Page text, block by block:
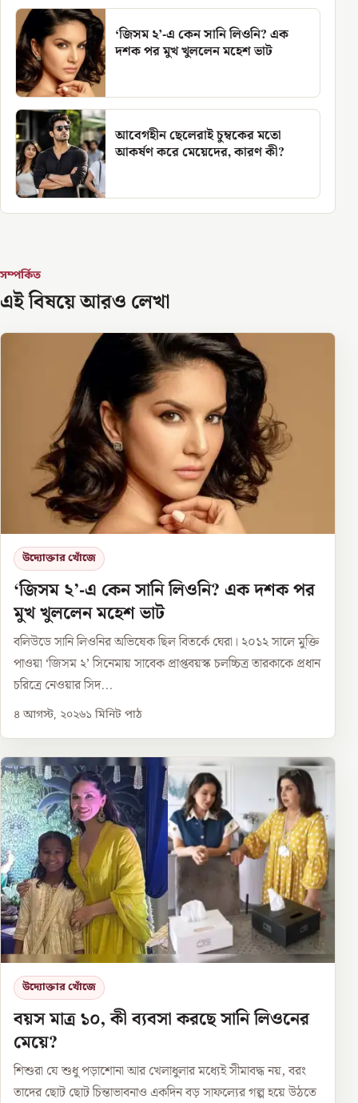
‘জিসম ২’-এ কেন সানি লিওনি? এক
দশক পর মুখ খুললেন মহেশ ভাট
আবেগহীন ছেলেরাই চুম্বকের মতো
আকর্ষণ করে মেয়েদের, কারণ কী?
সম্পর্কিত
এই বিষয়ে আরও লেখা
উদ্যোক্তার খোঁজে
‘জিসম ২’-এ কেন সানি লিওনি? এক দশক পর
মুখ খুললেন মহেশ ভাট
বলিউডে সানি লিওনির অভিষেক ছিল বিতর্কে ঘেরা। ২০১২ সালে মুক্তি
পাওয়া ‘জিসম ২’ সিনেমায় সাবেক প্রাপ্তবয়স্ক চলচ্চিত্র তারকাকে প্রধান
চরিত্রে নেওয়ার সিদ...
৪ আগস্ট, ২০২৬১ মিনিট পাঠ
উদ্যোক্তার খোঁজে
বয়স মাত্র ১০, কী ব্যবসা করছে সানি লিওনের
মেয়ে?
শিশুরা যে শুধু পড়াশোনা আর খেলাধুলার মধ্যেই সীমাবদ্ধ নয়, বরং
তাদের ছোট ছোট চিন্তাভাবনাও একদিন বড় সাফল্যের গল্প হয়ে উঠতে